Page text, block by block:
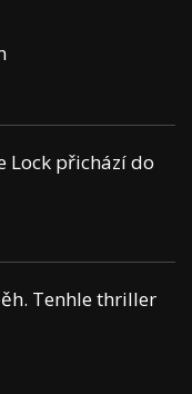
Lock přichází do
Tenhle thriller